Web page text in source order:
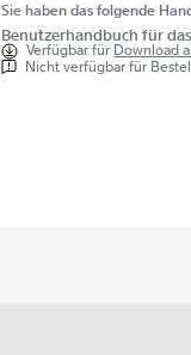
Sie haben das folgende
Benutzerhandbuch für
Verfügbar für Download
Nicht verfügbar für